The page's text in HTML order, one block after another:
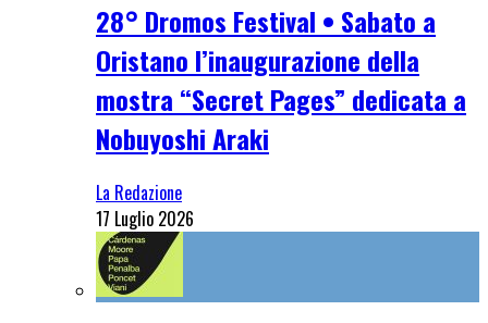
28° Dromos Festival • Sabato a
Oristano l’inaugurazione della
mostra “Secret Pages” dedicata a
Nobuyoshi Araki
La Redazione
17 Luglio 2026